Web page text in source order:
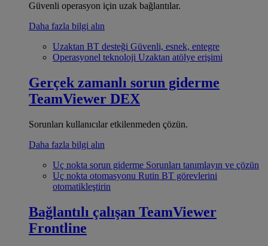
Güvenli operasyon için uzak bağlantılar.
Daha fazla bilgi alın
Uzaktan BT desteği Güvenli, esnek, entegre
Operasyonel teknoloji Uzaktan atölye erişimi
Gerçek zamanlı sorun giderme
TeamViewer DEX
Sorunları kullanıcılar etkilenmeden çözün.
Daha fazla bilgi alın
Uç nokta sorun giderme Sorunları tanımlayın ve çözün
Uç nokta otomasyonu Rutin BT görevlerini
otomatikleştirin
Bağlantılı çalışan TeamViewer
Frontline